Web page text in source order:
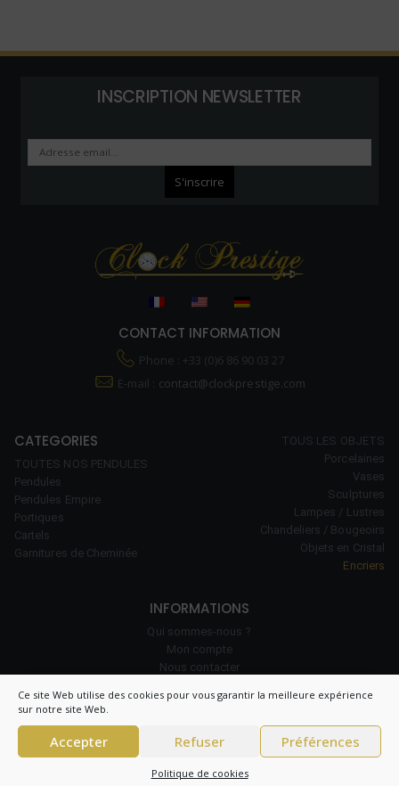
Ce site Web utilise des cookies pour vous garantir la meilleure expérience
sur notre site Web.
Accepter Refuser Préférences
Politique de cookies
INSCRIPTION NEWSLETTER
CONTACT INFORMATION
Phone : +33 (0)6 86 90 03 27
E-mail : contact@clockprestige.com
CATEGORIES
TOUTES NOS PENDULES
Pendules
Pendules Empire
Portiques
Cartels
Garnitures de Cheminée
TOUS LES OBJETS
Porcelaines
Vases
Sculptures
Lampes / Lustres
Chandeliers / Bougeoirs
Objets en Cristal
Encriers
INFORMATIONS
Qui sommes-nous ?
Mon compte
Nous contacter
Politique de cookies (UE)
générales